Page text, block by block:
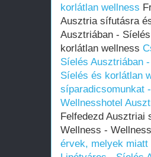
korlátlan wellness
Ausztria sífutásra
Ausztriában -
korlátlan wellness
Síelés Ausztriában
Síelés és korlátlan
síparadicsomunkat
Wellnesshotel
Felfedezd Ausztriai
Wellness -
érvek, melyek miatt